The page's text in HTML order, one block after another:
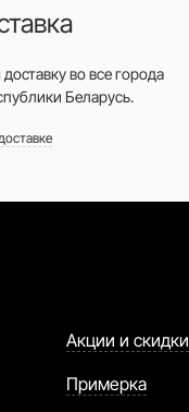
во все города
Беларусь.
Акции и скидки
Примерка